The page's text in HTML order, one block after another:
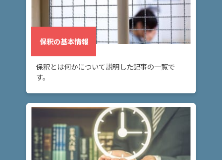
保釈の基本情報
保釈とは何かについて説明した記事の一覧で
す。